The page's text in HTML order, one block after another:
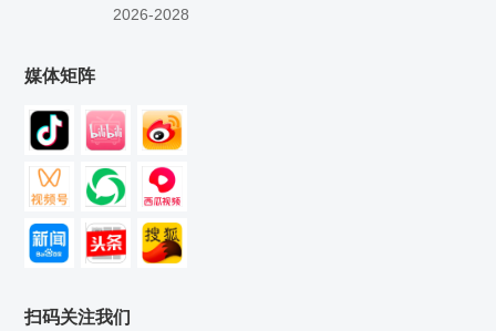
2026-2028
媒体矩阵
扫码关注我们